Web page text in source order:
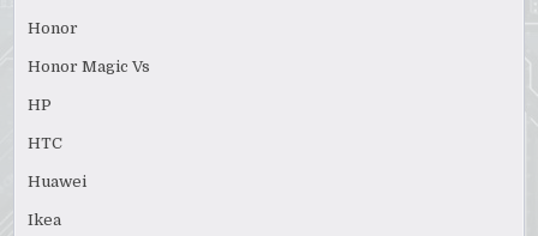
Honor
Honor Magic Vs
HP
HTC
Huawei
Ikea